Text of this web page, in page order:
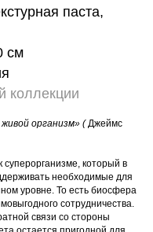
паста,
см
коллекции
организм» (Джеймс
суперорганизме, который в
необходимые для
уровне. То есть биосфера
сотрудничества.
связи со стороны